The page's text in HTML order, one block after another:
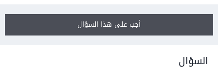
أجب على هذا السؤال
السؤال